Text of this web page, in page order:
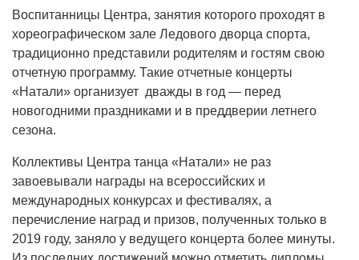
Воспитанницы Центра, занятия которого проходят в
хореографическом зале Ледового дворца спорта,
традиционно представили родителям и гостям свою
отчетную программу. Такие отчетные концерты
«Натали» организует дважды в год — перед
новогодними праздниками и в преддверии летнего
сезона.
Коллективы Центра танца «Натали» не раз
завоевывали награды на всероссийских и
международных конкурсах и фестивалях, а
перечисление наград и призов, полученных только в
2019 году, заняло у ведущего концерта более минуты.